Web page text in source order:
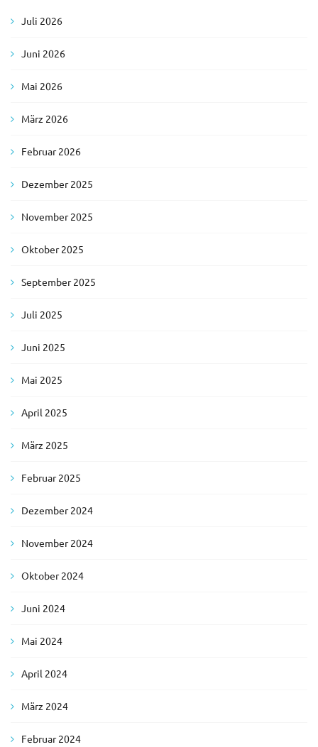
Juli 2026
Juni 2026
Mai 2026
März 2026
Februar 2026
Dezember 2025
November 2025
Oktober 2025
September 2025
Juli 2025
Juni 2025
Mai 2025
April 2025
März 2025
Februar 2025
Dezember 2024
November 2024
Oktober 2024
Juni 2024
Mai 2024
April 2024
März 2024
Februar 2024